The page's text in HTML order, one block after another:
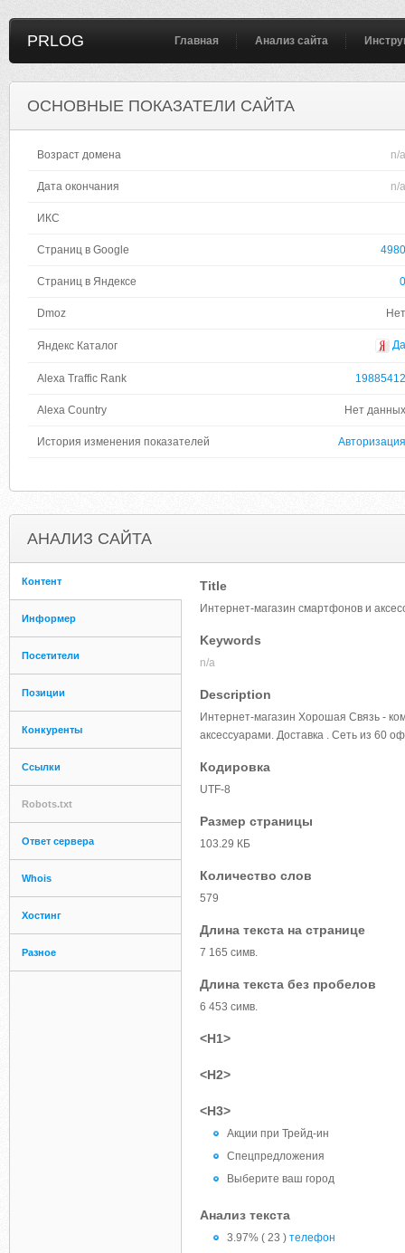
PRLOG Главная Анализ сайта
ОСНОВНЫЕ ПОКАЗАТЕЛИ САЙТА
Возраст домена n/a
Дата окончания n/a
ИКС
Страниц в Google 4980
Страниц в Яндексе 0
Dmoz Нет
Яндекс Каталог Да
Alexa Traffic Rank 19885412
Alexa Country Нет данных
История изменения показателей Авторизация
АНАЛИЗ САЙТА
Контент
Информер
Посетители
Позиции
Конкуренты
Ссылки
Robots.txt
Ответ сервера
Whois
Хостинг
Разное
Title
Интернет-магазин смартфонов и
Keywords
n/a
Description
Интернет-магазин Хорошая Связь -
аксессуарами. Доставка . Сеть из 60
Кодировка
UTF-8
Размер страницы
103.29 КБ
Количество слов
579
Длина текста на странице
7 165 симв.
Длина текста без пробелов
6 453 симв.
<H1>
<H2>
<H3>
Акции при Трейд-ин
Спецпредложения
Выберите ваш город
Анализ текста
3.97% ( 23 ) телефон